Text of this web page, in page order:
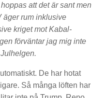
att det är sant men
äger rum inklusive
kriget mot Kabal-
förväntar jag mig inte
De har hotat
Så många löften har